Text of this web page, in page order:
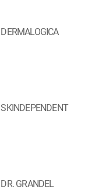
DERMALOGICA
SKINDEPENDENT
DR. GRANDEL